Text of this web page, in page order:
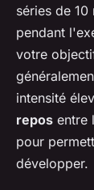
séries de
pendant
votre
intensité
repos entre
pour
développer.